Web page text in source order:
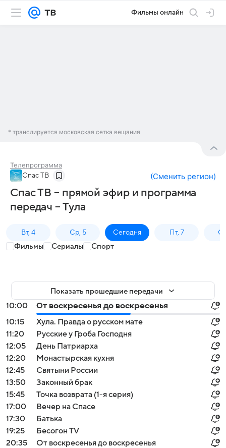
Фильмы онлайн
* транслируется московская сетка вещания
Телепрограмма
Спас ТВ (Сменить регион)
Спас ТВ – прямой эфир и программа
передач – Тула
Вт, 4 Ср, 5 Сегодня Пт, 7
Фильмы Сериалы Спорт
Показать прошедшие передачи
10:00
От воскресенья до воскресенья
10:15
Хула. Правда о русском мате
11:20
Русские у Гроба Господня
12:05
День Патриарха
12:20
Монастырская кухня
12:45
Святыни России
13:50
Законный брак
15:45
Точка возврата (1-я серия)
17:00
Вечер на Спасе
17:30
Батька
19:25
Бесогон TV
20:35
От воскресенья до воскресенья